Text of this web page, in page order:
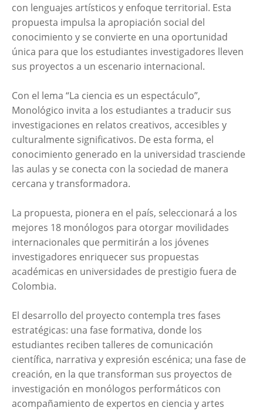
con lenguajes artísticos y enfoque territorial. Esta
propuesta impulsa la apropiación social del
conocimiento y se convierte en una oportunidad
única para que los estudiantes investigadores lleven
sus proyectos a un escenario internacional.
Con el lema “La ciencia es un espectáculo”,
Monológico invita a los estudiantes a traducir sus
investigaciones en relatos creativos, accesibles y
culturalmente significativos. De esta forma, el
conocimiento generado en la universidad trasciende
las aulas y se conecta con la sociedad de manera
cercana y transformadora.
La propuesta, pionera en el país, seleccionará a los
mejores 18 monólogos para otorgar movilidades
internacionales que permitirán a los jóvenes
investigadores enriquecer sus propuestas
académicas en universidades de prestigio fuera de
Colombia.
El desarrollo del proyecto contempla tres fases
estratégicas: una fase formativa, donde los
estudiantes reciben talleres de comunicación
científica, narrativa y expresión escénica; una fase de
creación, en la que transforman sus proyectos de
investigación en monólogos performáticos con
acompañamiento de expertos en ciencia y artes